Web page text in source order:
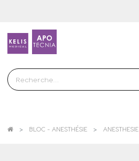
BLOC - ANESTHÉSIE ANESTHESIE